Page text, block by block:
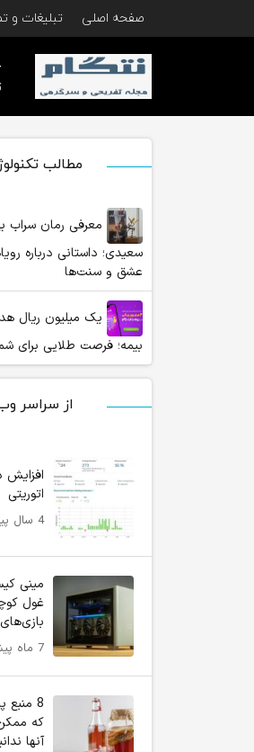
صفحه اصلی تبلیغات و
مطالب
معرفی رمان سراب
سعیدی؛ داستانی درباره
عشق و سنت‌ها
یک میلیون ریال
بیمه؛ فرصت طلایی برای
از سراسر
افزایش
اتوریتی
4 سال پیش
مینی
غول
7 ماه پیش
8
که
آنها